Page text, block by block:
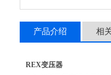
产品介绍 相
REX变压器